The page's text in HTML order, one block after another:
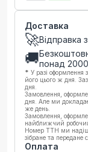
Доставка
🚀Відправка
🚚понад 2000
* У разі
його цього ж дня.
дня.
Замовлення,
дня. Але ми
же день.
Замовлення,
найближчий
Номер ТТН ми
зібране та передане
Оплата